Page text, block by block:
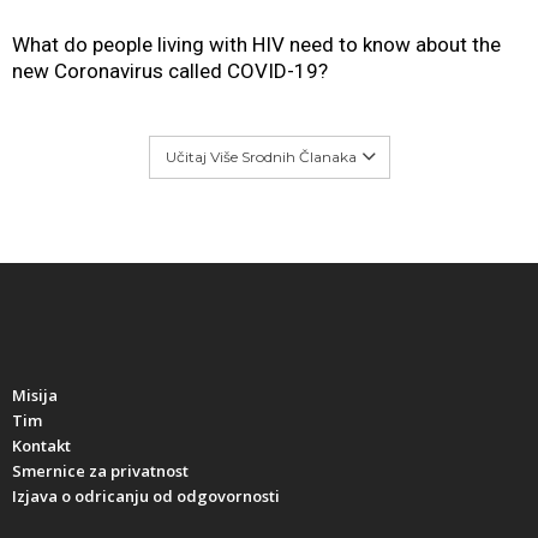
What do people living with HIV need to know about the
new Coronavirus called COVID-19?
Učitaj Više Srodnih Članaka
Misija
Tim
Kontakt
Smernice za privatnost
Izjava o odricanju od odgovornosti